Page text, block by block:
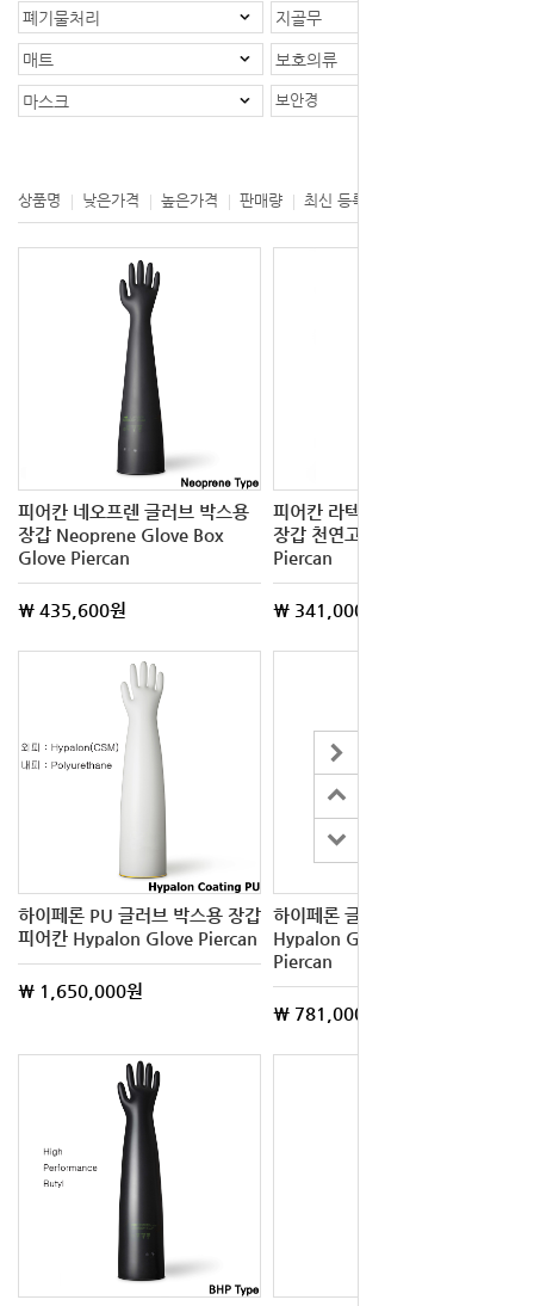
폐기물처리 지골무
매트 보호의류
마스크 보안경
상품명 낮은가격 높은가격 판매량 최신 등록
피어칸 네오프렌 글러브 박스용
장갑 Neoprene Glove Box
Glove Piercan
\ 435,600원
피어칸 라텍스 글러브 박스용
장갑 천연고무 Natural Rubber
Piercan
\ 341,000원
하이페론 PU 글러브 박스용 장갑
피어칸 Hypalon Glove Piercan
\ 1,650,000원
하이페론 글러브 박스용 장갑
Hypalon Glove Box Glove
Piercan
\ 781,000원